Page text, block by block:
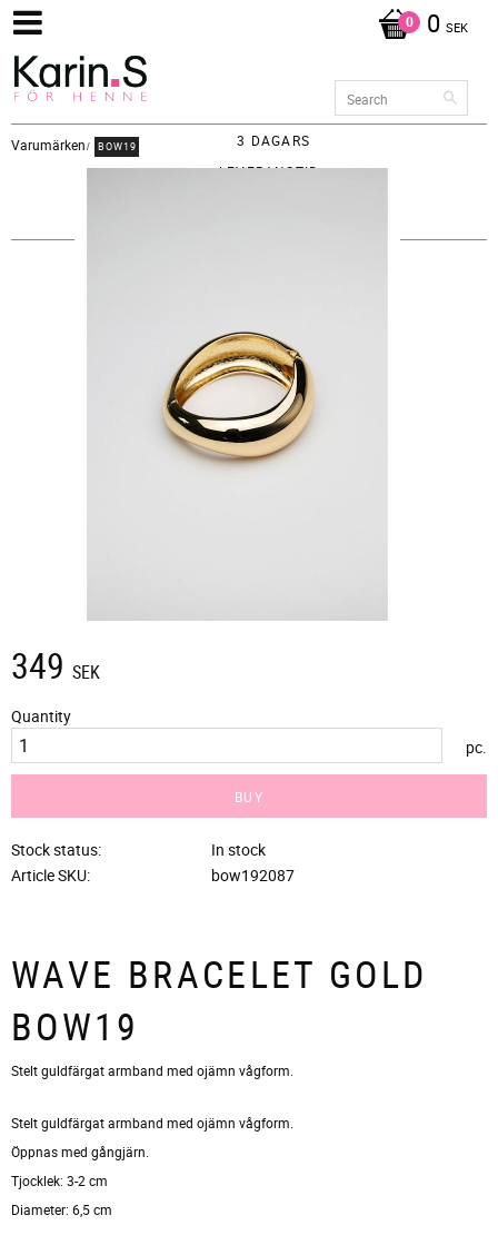
0 SEK
3 DAGARS
LEVERANSTID -
Varumärken BOW19
349 SEK
Quantity
pc.
BUY
Stock status
In stock
Article SKU
bow192087
WAVE BRACELET GOLD
BOW19
Stelt guldfärgat armband med ojämn vågform.
Stelt guldfärgat armband med ojämn vågform.
Öppnas med gångjärn.
Tjocklek: 3-2 cm
Diameter: 6,5 cm